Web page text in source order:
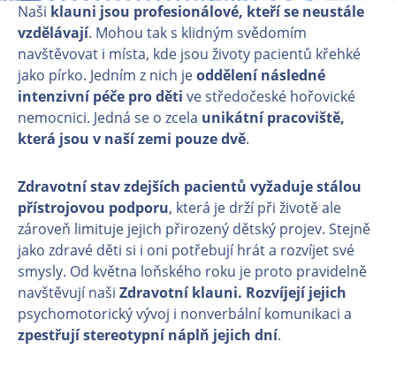
Naši klauni jsou profesionálové, kteří se neustále
vzdělávají. Mohou tak s klidným svědomím
navštěvovat i místa, kde jsou životy pacientů křehké
jako pírko. Jedním z nich jeoddělení následné
intenzivní péče pro děti ve středočeské hořovické
nemocnici. Jedná se o zcela unikátní pracoviště,
která jsou v naší zemi pouze dvě.
Zdravotní stav zdejších pacientů vyžaduje stálou
přístrojovou podporu, která je drží při životě ale
zároveň limituje jejich přirozený dětský projev. Stejně
jako zdravé děti si i oni potřebují hrát a rozvíjet své
smysly. Od května loňského roku je proto pravidelně
navštěvují naši Zdravotní klauni. Rozvíjejí jejich
psychomotorický vývoj i nonverbální komunikaci a
zpestřují stereotypní náplň jejich dní.